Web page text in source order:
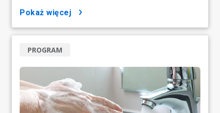
pokaż więcej
PROGRAM